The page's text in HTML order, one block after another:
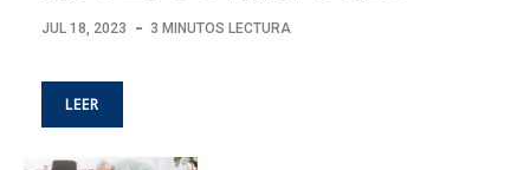
JUL 18, 2023 3 MINUTOS LECTURA
LEER